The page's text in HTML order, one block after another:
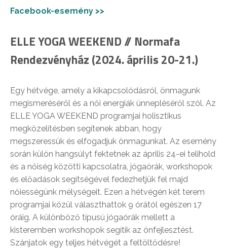
Facebook-esemény >>
ELLE YOGA WEEKEND // Normafa
Rendezvényház (2024. április 20-21.)
Egy hétvége, amely a kikapcsolódásról, önmagunk
megismeréséről és a női energiák ünnepléséről szól. Az
ELLE YOGA WEEKEND programjai holisztikus
megközelítésben segítenek abban, hogy
megszeressük és elfogadjuk önmagunkat. Az esemény
során külön hangsúlyt fektetnek az április 24-ei telihold
és a nőiség közötti kapcsolatra, jógaórák, workshopok
és előadások segítségével fedezhetjük fel majd
nőiességünk mélységeit. Ezen a hétvégén két terem
programjai közül választhattok 9 órától egészen 17
óráig. A különböző típusú jógaórák mellett a
kisteremben workshopok segítik az önfejlesztést.
Szánjatok egy teljes hétvégét a feltöltődésre!